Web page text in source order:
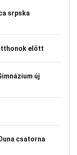
srpska
előtt
új
csatorna